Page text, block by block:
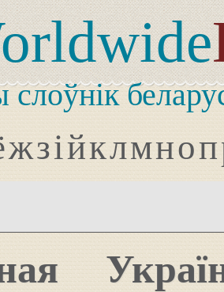
слоўнік
жзійклмноп